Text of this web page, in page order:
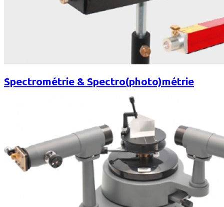
Spectrométrie & Spectro(photo)métrie